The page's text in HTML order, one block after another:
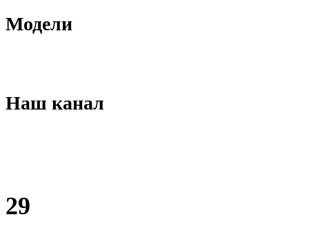
Модели
Наш канал
29